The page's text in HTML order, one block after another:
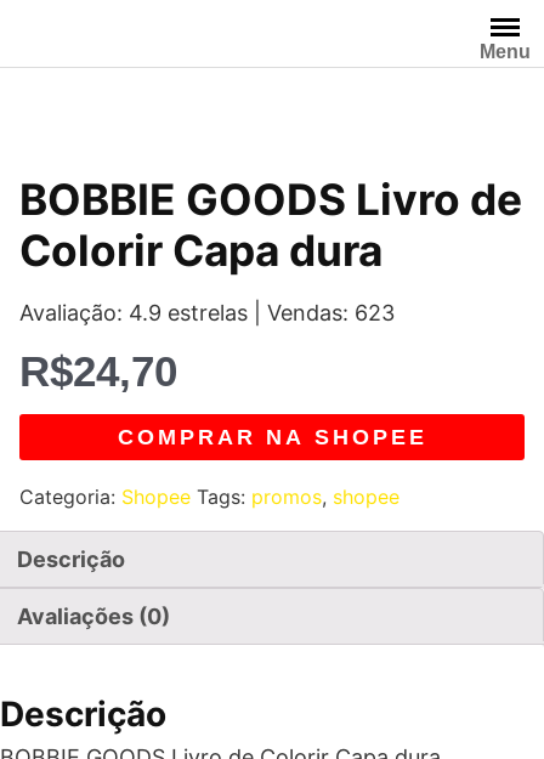
o
Menu
BOBBIE GOODS Livro de
Colorir Capa dura
Avaliação: 4.9 estrelas | Vendas: 623
R$24,70
COMPRAR NA SHOPEE
Categoria: Shopee Tags: promos, shopee
Descrição
Avaliações (0)
Descrição